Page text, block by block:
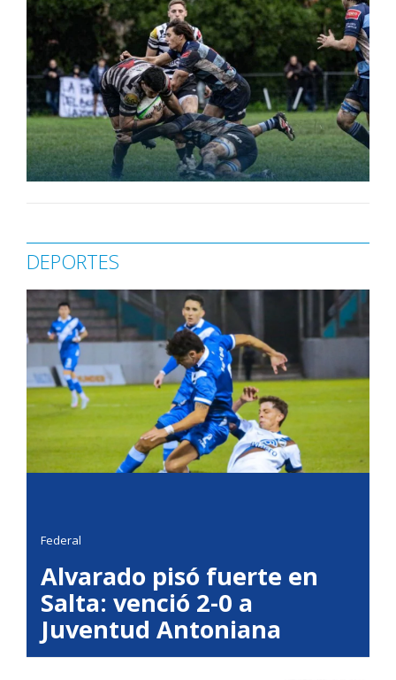
DEPORTES
Federal
Alvarado pisó fuerte en
Salta: venció 2-0 a
Juventud Antoniana